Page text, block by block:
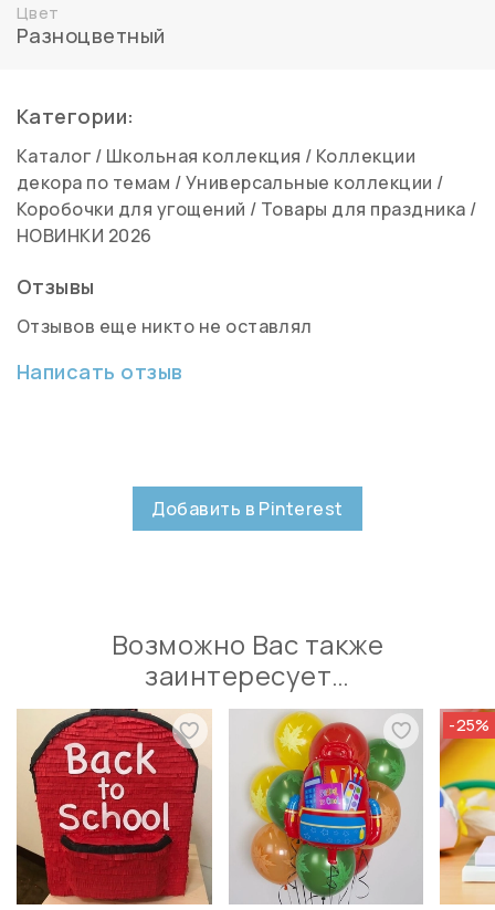
Цвет
Разноцветный
Категории:
Каталог / Школьная коллекция / Коллекции
декора по темам /Универсальные коллекции /
Коробочки для угощений / Товары для праздника /
НОВИНКИ 2026
Отзывы
Отзывов еще никто не оставлял
Написать отзыв
Добавить в Pinterest
Возможно Вас также
заинтересует…
-25%